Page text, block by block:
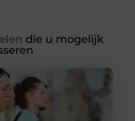
die u mogelijk